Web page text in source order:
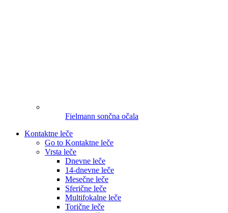
Fielmann sončna očala
Kontaktne leče
Go to Kontaktne leče
Vrsta leče
Dnevne leče
14-dnevne leče
Mesečne leče
Sferične leče
Multifokalne leče
Torične leče